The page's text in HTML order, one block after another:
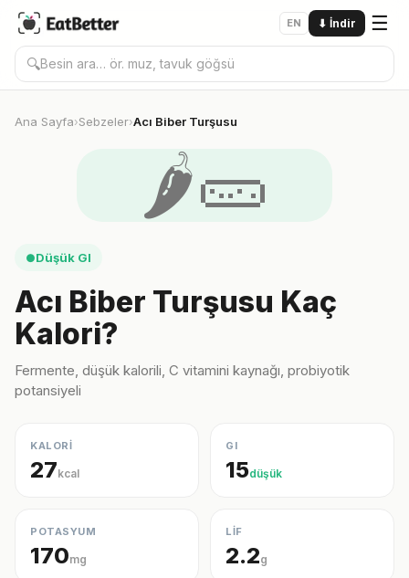
EN ⬇ İndir ☰
🔍
Ana Sayfa›Sebzeler›Acı Biber Turşusu
🌶️🥒
●Düşük GI
Acı Biber Turşusu Kaç
Kalori?
Fermente, düşük kalorili, C vitamini kaynağı, probiyotik
potansiyeli
KALORİ
27kcal
GI
15düşük
POTASYUM
170mg
LİF
2.2g